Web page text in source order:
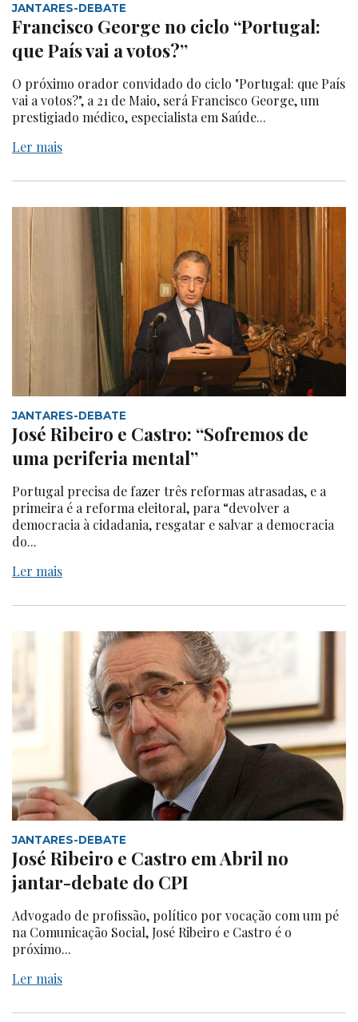
JANTARES-DEBATE
Francisco George no ciclo “Portugal:
que País vai a votos?”
O próximo orador convidado do ciclo "Portugal: que País
vai a votos?", a 21 de Maio, será Francisco George, um
prestigiado médico, especialista em Saúde...
Ler mais
JANTARES-DEBATE
José Ribeiro e Castro: “Sofremos de
uma periferia mental”
Portugal precisa de fazer três reformas atrasadas, e a
primeira é a reforma eleitoral, para “devolver a
democracia à cidadania, resgatar e salvar a democracia
do...
Ler mais
JANTARES-DEBATE
José Ribeiro e Castro em Abril no
jantar-debate do CPI
Advogado de profissão, político por vocação com um pé
na Comunicação Social, José Ribeiro e Castro é o
próximo...
Ler mais